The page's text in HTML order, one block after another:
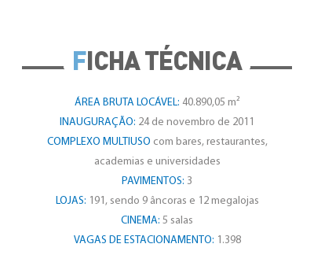
FICHA TÉCNICA
ÁREA BRUTA LOCÁVEL: 40.890,05 m²
INAUGURAÇÃO: 24 de novembro de 2011
COMPLEXO MULTIUSO com bares, restaurantes,
academias e universidades
PAVIMENTOS: 3
LOJAS: 191, sendo 9 âncoras e 12 megalojas
CINEMA: 5 salas
VAGAS DE ESTACIONAMENTO: 1.398